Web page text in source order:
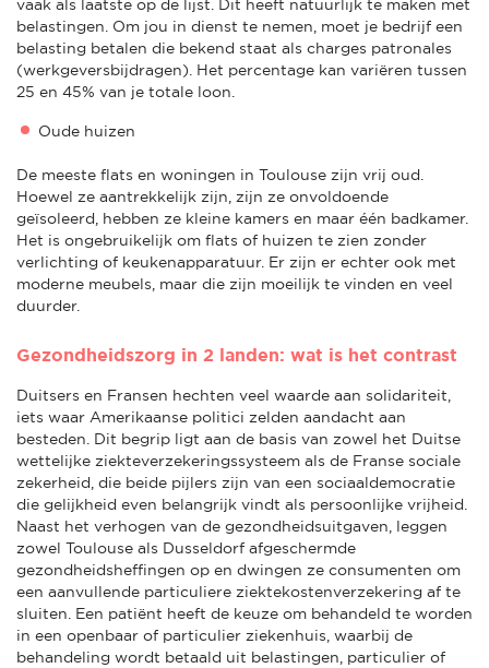
vaak als laatste op de lijst. Dit heeft natuurlijk te maken met
belastingen. Om jou in dienst te nemen, moet je bedrijf een
belasting betalen die bekend staat als charges patronales
(werkgeversbijdragen). Het percentage kan variëren tussen
25 en 45% van je totale loon.
Oude huizen
De meeste flats en woningen in Toulouse zijn vrij oud.
Hoewel ze aantrekkelijk zijn, zijn ze onvoldoende
geïsoleerd, hebben ze kleine kamers en maar één badkamer.
Het is ongebruikelijk om flats of huizen te zien zonder
verlichting of keukenapparatuur. Er zijn er echter ook met
moderne meubels, maar die zijn moeilijk te vinden en veel
duurder.
Gezondheidszorg in 2 landen: wat is het contrast
Duitsers en Fransen hechten veel waarde aan solidariteit,
iets waar Amerikaanse politici zelden aandacht aan
besteden. Dit begrip ligt aan de basis van zowel het Duitse
wettelijke ziekteverzekeringssysteem als de Franse sociale
zekerheid, die beide pijlers zijn van een sociaaldemocratie
die gelijkheid even belangrijk vindt als persoonlijke vrijheid.
Naast het verhogen van de gezondheidsuitgaven, leggen
zowel Toulouse als Dusseldorf afgeschermde
gezondheidsheffingen op en dwingen ze consumenten om
een aanvullende particuliere ziektekostenverzekering af te
sluiten. Een patiënt heeft de keuze om behandeld te worden
in een openbaar of particulier ziekenhuis, waarbij de
behandeling wordt betaald uit belastingen, particulier of